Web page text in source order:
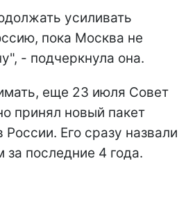
усиливать
пока Москва не
- подчеркнула она.
еще 23 июля Совет
принял новый пакет
России. Его сразу назвали
последние 4 года.